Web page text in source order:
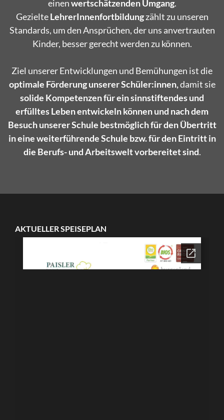
einenwertschätzenden Umgang.
GezielteLehrerInnenfortbildungzählt zu unseren
Standards, um den Ansprüchen, der uns anvertrauten
Kinder, besser gerecht werden zu können.
Ziel unserer Entwicklungen und Bemühungen ist die
optimale Förderung unserer Schüler:innen,damit sie
solide Kompetenzen für ein sinnstiftendes und
erfülltes Leben entwickeln können und nach dem
Besuch unserer Schule bestmöglich für den Übertritt
in eine weiterführende Schule bzw. für den Eintritt in
die Berufs- und Arbeitswelt vorbereitet sind.
AKTUELLER SPEISEPLAN